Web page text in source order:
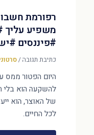
רפורמת
משפיע עליך
#פיננסים
כתיבת תגובה/
היום הפטור ממס
להשקעה הוא בלי
לכל החיים.